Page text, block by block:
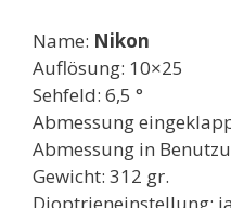
Name: Nikon
Auflösung: 10×25
Sehfeld: 6,5 °
Abmessung
Abmessung in
Gewicht: 312 gr.